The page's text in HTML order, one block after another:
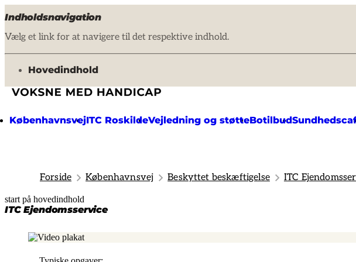
Indholdsnavigation
Vælg et link for at navigere til det respektive indhold.
gå til
Hovedindhold
KøbenhavnsvejITC RoskildeVejledning og støtteBotilbud
Forside Københavnsvej Beskyttet beskæftigelse ITC
start på hovedindhold
ITC Ejendomsservice
senest opdateret 18. februar 2025
ITC Ejendomsservice er en beskyttet arbejdsplads, der udfører "grønne" og "blå"